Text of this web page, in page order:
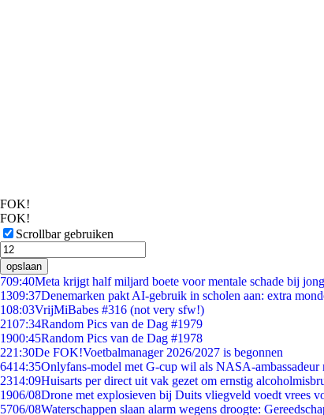
FOK!
FOK!
Scrollbar gebruiken
opslaan
709:40Meta krijgt half miljard boete voor mentale schade bij
1309:37Denemarken pakt AI-gebruik in scholen aan: extra
108:03VrijMiBabes #316 (not very sfw!)
2107:34Random Pics van de Dag #1979
1900:45Random Pics van de Dag #1978
221:30De FOK!Voetbalmanager 2026/2027 is begonnen
6414:35Onlyfans-model met G-cup wil als NASA-ambassadeur
2314:09Huisarts per direct uit vak gezet om ernstig
1906/08Drone met explosieven bij Duits vliegveld voedt vrees
5706/08Waterschappen slaan alarm wegens droogte: